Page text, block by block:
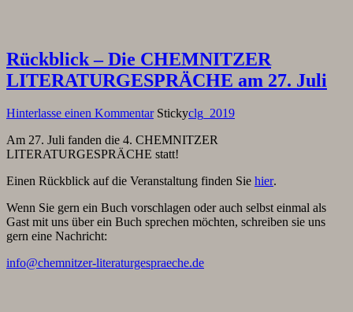
Rückblick – Die CHEMNITZER
LITERATURGESPRÄCHE am 27. Juli
Hinterlasse einen Kommentar Stickyclg_2019
Am 27. Juli fanden die 4. CHEMNITZER
LITERATURGESPRÄCHE statt!
Einen Rückblick auf die Veranstaltung finden Sie hier.
Wenn Sie gern ein Buch vorschlagen oder auch selbst einmal als
Gast mit uns über ein Buch sprechen möchten, schreiben sie uns
gern eine Nachricht:
info@chemnitzer-literaturgespraeche.de